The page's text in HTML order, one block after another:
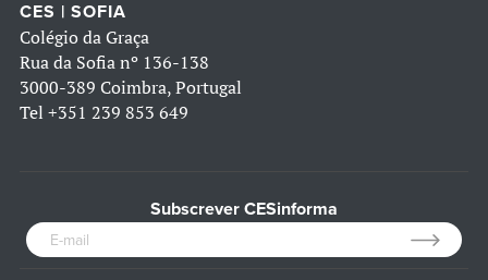
CES | SOFIA
Colégio da Graça
Rua da Sofia nº 136-138
3000-389 Coimbra, Portugal
Tel +351 239 853 649
Subscrever CESinforma